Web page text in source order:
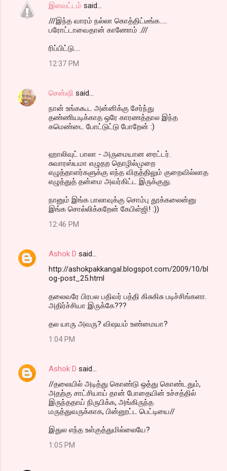
இளவட்டம் said…
///இந்த வாரம் நல்லா கொத்திட்டீங்க.....
பரோட்டாவைதான் காணோம் .///
ரிப்பிட்டு....
12:37 PM
சென்ஷி said…
நான் உங்ககூட அன்னிக்கு சேர்ந்து
தண்ணியடிக்காத ஒரே காரணத்தால இந்த
கமெண்டை போட்டுட்டு போறேன் :)
ஹாலிவுட் பாலா - அருமையான ரைட்டர்.
சுவாரஸ்யமா எழுதற தொழில்முறை
எழுத்தாளர்களுக்கு எந்த விதத்திலும் குறைவில்லாத
எழுத்துத் தன்மை அவர்கிட்ட இருக்குது.
நானும் இங்க பாலாவுக்கு சொம்பு தூக்கலைன்னு
இங்க சொல்லிக்கறேன் கேபிள்ஜி! :))
12:46 PM
Ashok D said…
http://ashokpakkangal.blogspot.com/2009/10/bl
og-post_25.html
தலைவரே பிரபல பதிவர் பத்தி கிசுகிசு படிச்சிங்களா.
அதிர்ச்சியா இருக்கே???
தல யாரு அவரு? விஷயம் உண்மையா?
1:04 PM
Ashok D said…
//தலையில் அடித்து கொண்டு ஒத்து கொண்டதும்,
அதற்கு சாட்சியாய் தான் போதையின் உச்சத்தில்
இருந்ததாய் நிருபிக்க, அங்கிருந்த
மருத்துவருக்காக, பின்னூட்ட பெட்டியை//
இதுல எந்த உள்குத்துமில்லையே?
1:05 PM